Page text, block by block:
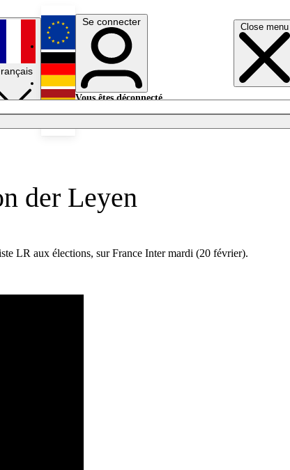
Close menu
English
Deutsch
Se connecter
Vous êtes déconnecté.
der Leyen
LR aux élections, sur France Inter mardi (20 février).